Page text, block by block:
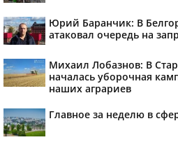
Юрий Баранчик: В
атаковал очередь на
Михаил Лобазнов: В
началась уборочная
наших аграриев
Главное за неделю в